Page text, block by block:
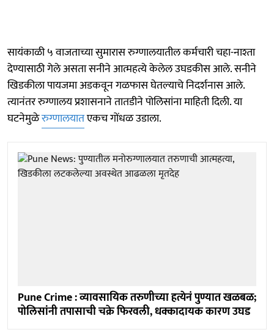
सायंकाळी ५ वाजताच्या सुमारास रुग्णालयातील कर्मचारी चहा-नाश्ता
देण्यासाठी गेले असता सनीने आत्महत्ये केलेल उघडकीस आले. सनीने
खिडकीला पायजमा अडकवून गळफास घेतल्याचे निदर्शनास आले.
त्यानंतर रुग्णालय प्रशासनाने तातडीने पोलिसांना माहिती दिली. या
घटनेमुळेरुग्णालयातएकच गोंधळ उडाला.
Pune Crime : व्यावसायिक तरुणीच्या हत्येनं पुण्यात खळबळ;
पोलिसांनी तपासाची चक्रे फिरवली, धक्कादायक कारण उघड